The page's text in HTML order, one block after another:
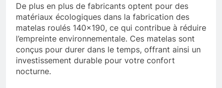
De plus en plus de fabricants optent pour des
matériaux écologiques dans la fabrication des
matelas roulés 140×190, ce qui contribue à réduire
l’empreinte environnementale. Ces matelas sont
conçus pour durer dans le temps, offrant ainsi un
investissement durable pour votre confort
nocturne.